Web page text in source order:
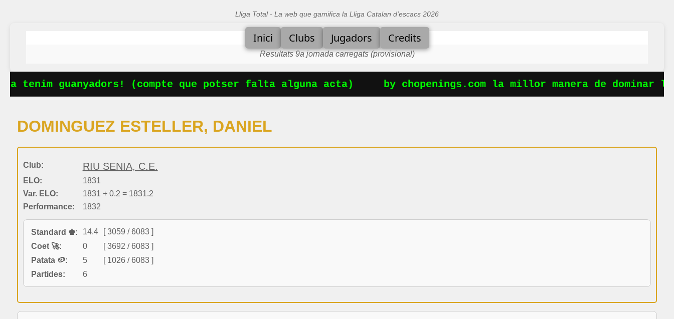
Lliga Total - La web que gamifica la Lliga Catalan d'escacs 2026
Inici Clubs Jugadors Credits
Resultats 9a jornada carregats (provisional)
tenim guanyadors! (compte que potser falta alguna acta) by chopenings.com la millor manera de dominar
DOMINGUEZ ESTELLER, DANIEL
Club: RIU SENIA, C.E.
ELO:
1831
Var. ELO:
1831 + 0.2 = 1831.2
Performance:
1832
Standard ♚: 14.4
[ 3059 / 6083 ]
Coet 🚀:
0
[ 3692 / 6083 ]
Patata 🥔:
5
[ 1026 / 6083 ]
Partides:
6